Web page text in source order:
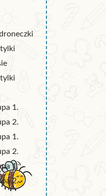
1.
2.
1.
2.
1.
2.